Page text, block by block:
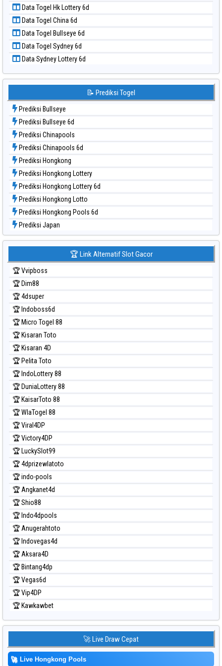
Data Togel North Carolina Day
Data Togel Pcso
Data Togel Sao Paulo
Data Togel Singapore
Data Togel Sydney
Data Togel Sydney Lottery
Data Togel Sydney Lottery 6d
Data Togel Sydney Lotto
Data Togel Sydney Pools 6d
Data Togel Taipei
Data Togel Taiwan
Data Togel Hk Lottery 6d
Data Togel China 6d
Data Togel Bullseye 6d
Data Togel Sydney 6d
Data Sydney Lottery 6d
📝 Prediksi Togel
Prediksi Bullseye
Prediksi Bullseye 6d
Prediksi Chinapools
Prediksi Chinapools 6d
Prediksi Hongkong
Prediksi Hongkong Lottery
Prediksi Hongkong Lottery 6d
Prediksi Hongkong Lotto
Prediksi Hongkong Pools 6d
Prediksi Japan
Prediksi Japan 6d
Prediksi Kuda Lari
Prediksi Magnum Cambodia
Prediksi Nagoya
Prediksi North Carolina Day
Prediksi Pcso
Prediksi Sao Paulo
Prediksi Singapore
Prediksi Sydney
Prediksi Sydney Lottery
Prediksi Sydney Lottery 6d
Prediksi Sydney Lotto
Prediksi Sydney Pools 6d
Prediksi Taipei
Prediksi Taiwan
🏆 Link Alternatif Slot Gacor
🏆 Vvipboss
🏆 Dim88
🏆 4dsuper
🏆 Indoboss6d
🏆 Micro Togel 88
🏆 Kisaran Toto
🏆 Kisaran 4D
🏆 Pelita Toto
🏆 IndoLottery 88
🏆 DuniaLottery 88
🏆 KaisarToto 88
🏆 WlaTogel 88
🏆 Viral4DP
🏆 Victory4DP
🏆 LuckySlot99
🏆 4dprizewlatoto
🏆 indo-pools
🏆 Angkanet4d
🏆 Shio88
🏆 Indo4dpools
🏆 Anugerahtoto
🏆 Indovegas4d
🏆 Aksara4D
🏆 Bintang4dp
🏆 Vegas6d
🏆 Vip4DP
🏆 Kawkawbet
🚀 Live Draw Cepat
🚀 Live Hongkong Pools